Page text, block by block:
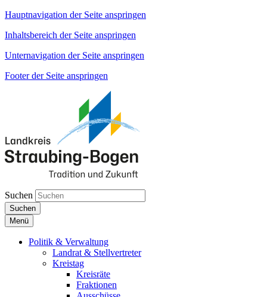
Hauptnavigation der Seite anspringen
Inhaltsbereich der Seite anspringen
Unternavigation der Seite anspringen
Footer der Seite anspringen
Suchen
Suchen
Menü
Politik & Verwaltung
Landrat & Stellvertreter
Kreistag
Kreisräte
Fraktionen